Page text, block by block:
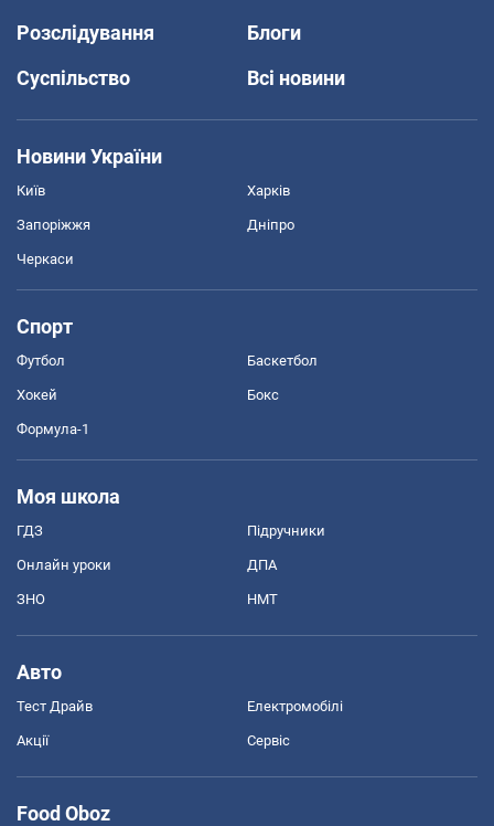
Розслідування
Блоги
Суспільство
Всі новини
Новини України
Київ Харків
Запоріжжя Дніпро
Черкаси
Спорт
Футбол Баскетбол
Хокей Бокс
Формула-1
Моя школа
ГДЗ Підручники
Онлайн уроки ДПА
ЗНО НМТ
Авто
Тест Драйв Електромобілі
Акції Сервіс
Food Oboz